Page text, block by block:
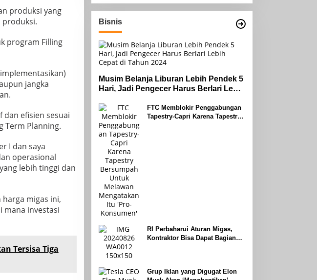
produksi yang
produksi.
program Filling
jangka
dan efisien sesuai
Term Planning.
I dan saya
operasional
lebih tinggi dan
migas ini,
mana investasi
Tersisa Tiga
Bisnis
Musim Belanja Liburan Lebih Pendek 5
Hari, Jadi Pengecer Harus Berlari Lebih
FTC Memblokir Penggabungan
Tapestry-Capri Karena Tapestry
RI Perbaharui Aturan Migas,
Kontraktor Bisa Dapat Bagian
Grup Iklan yang Digugat Elon